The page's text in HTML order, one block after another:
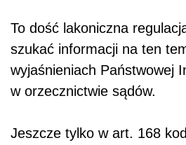
To dość lakoniczna
szukać informacji na ten
wyjaśnieniach Państwowej
w orzecznictwie sądów.
Jeszcze tylko w art. 168